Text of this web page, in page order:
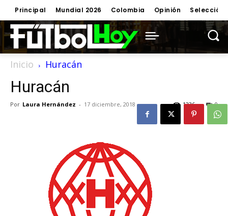
Principal Mundial 2026 Colombia Opinión Selección
Inicio Huracán
Huracán
Por Laura Hernández - 17 diciembre, 2018 0
1236